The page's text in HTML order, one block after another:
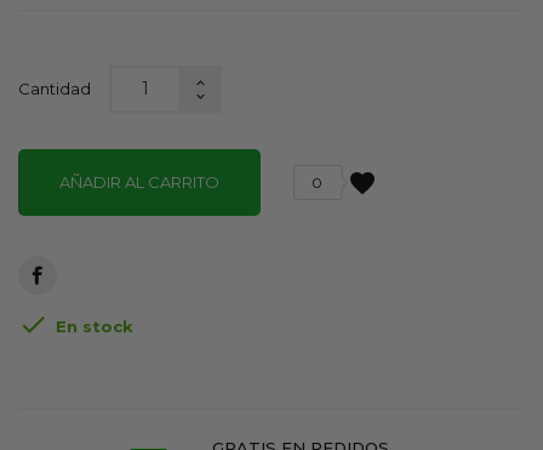
Cantidad
AÑADIR AL CARRITO favorite
0
 En stock